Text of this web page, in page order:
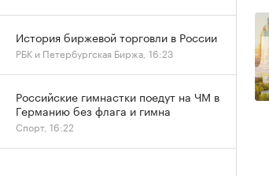
История биржевой торговли в России
РБК и Петербургская Биржа, 16:23
Российские гимнастки поедут на ЧМ в
Германию без флага и гимна
Спорт, 16:22